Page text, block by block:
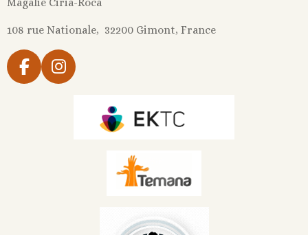
108 rue Nationale, 32200 Gimont, France
F
I